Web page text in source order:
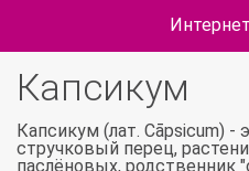
Капсикум
Капсикум (лат. Cāpsicum) -
стручковый перец,
паслёновых, родственник